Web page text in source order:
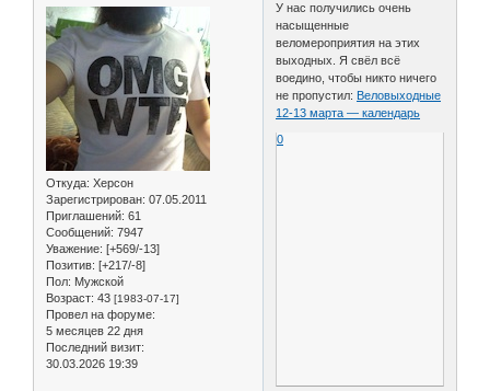
Откуда: Херсон
Зарегистрирован: 07.05.2011
Приглашений: 61
Сообщений: 7947
Уважение: [+569/-13]
Позитив: [+217/-8]
Пол: Мужской
Возраст: 43 [1983-07-17]
Провел на форуме:
5 месяцев 22 дня
Последний визит:
30.03.2026 19:39
У нас получились очень
насыщенные
веломероприятия на этих
выходных. Я свёл всё
воедино, чтобы никто ничего
не пропустил: Веловыходные
12-13 марта — календарь
0